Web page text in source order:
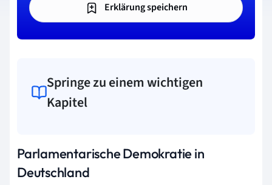
Erklärung speichern
Springe zu einem wichtigen
Kapitel
Parlamentarische Demokratie in
Deutschland